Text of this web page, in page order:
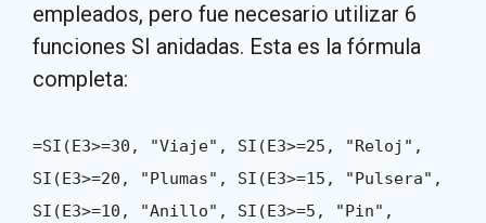
empleados, pero fue necesario utilizar 6
funciones SI anidadas. Esta es la fórmula
completa:
=SI(E3>=30, "Viaje", SI(E3>=25, "Reloj",
SI(E3>=20, "Plumas", SI(E3>=15, "Pulsera",
SI(E3>=10, "Anillo", SI(E3>=5, "Pin",